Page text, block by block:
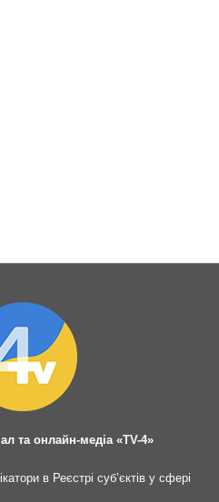
та онлайн-медіа «TV-4»
в Реєстрі суб’єктів у сфері